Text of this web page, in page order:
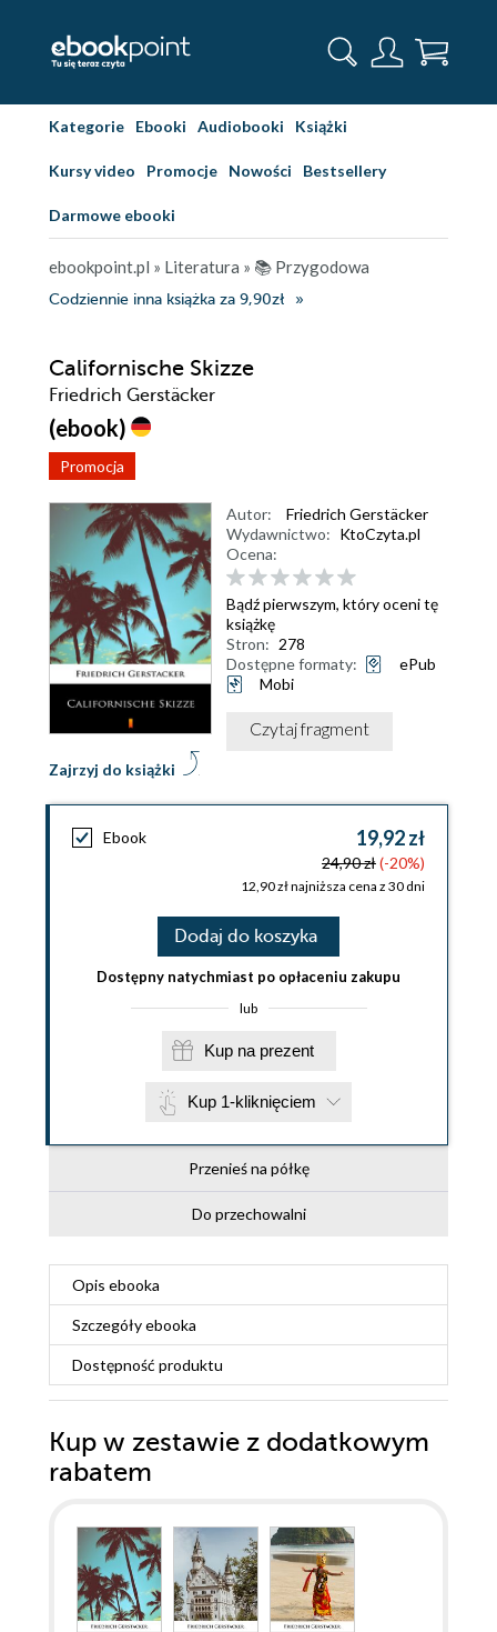
Kategorie Ebooki Audiobooki Książki
Kursy video Promocje Nowości Bestsellery
Darmowe ebooki
ebookpoint.pl » Literatura » 📚 Przygodowa
Codziennie inna książka za 9,90zł
Californische Skizze
Friedrich Gerstäcker
(ebook)
Promocja
Zajrzyj do książki
Autor:
Friedrich Gerstäcker
Wydawnictwo: KtoCzyta.pl
Ocena:
Bądź pierwszym, który oceni tę
książkę
Stron: 278
Dostępne formaty:
ePub
Mobi
Czytaj fragment
Ebook 19,92 zł
24,90 zł(-20%)
12,90 zł najniższa cena z 30 dni
Dodaj do koszyka
Dostępny natychmiast po opłaceniu zakupu
lub
Kup na prezent
Kup 1-kliknięciem
Przenieś na półkę
Do przechowalni
Opis ebooka
Szczegółyebooka
Dostępność produktu
Kup w zestawie z dodatkowym
rabatem